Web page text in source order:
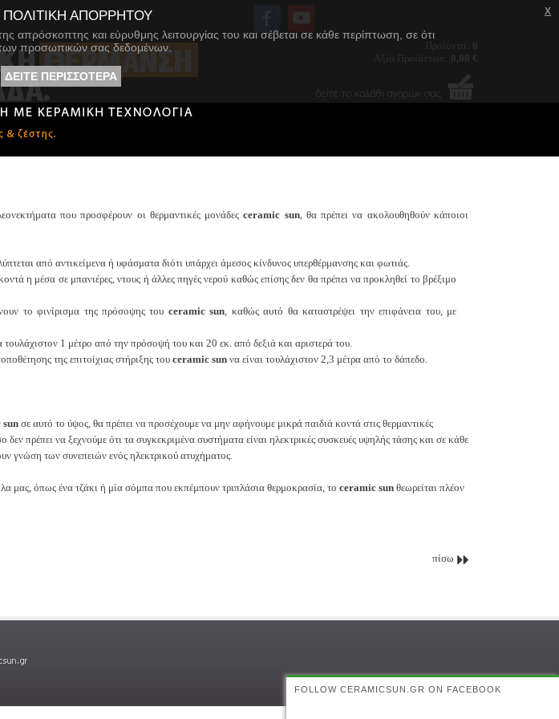
Προϊόντα:
0
Aξία Προϊόντων:
0,00 €
που προσφέρουν οι θερμαντικές μονάδεςceramic sun, θα πρέπει να ακολουθηθούν κάποιοι
από αντικείμενα ή υφάσματα διότι υπάρχει άμεσος κίνδυνος υπερθέρμανσης και φωτιάς.
η μέσα σε μπανιέρες, ντους ή άλλες πηγές νερού καθώς επίσης δεν θα πρέπει να προκληθεί το βρέξιμο
το φινίρισμα της πρόσοψης του ceramic sun, καθώς αυτό θα καταστρέψει την επιφάνεια του, με
τουλάχιστον 1 μέτρο από την πρόσοψή του και 20 εκ. από δεξιά και αριστερά του.
της επιτοίχιας στήριξης του ceramic sun να είναι τουλάχιστον 2,3 μέτρα από το δάπεδο.
sunσε αυτό το ύψος, θα πρέπει να προσέχουμε να μην αφήνουμε μικρά παιδιά κοντά στις θερμαντικές
πρέπει να ξεχνούμε ότι τα συγκεκριμένα συστήματα είναι ηλεκτρικές συσκευές υψηλής τάσης και σε κάθε
γνώση των συνεπειών ενός ηλεκτρικού ατυχήματος.
μας, όπως ένα τζάκι ή μία σόμπα που εκπέμπουν τριπλάσια θερμοκρασία, το ceramic sun θεωρείται πλέον
πίσω
FOLLOW CERAMICSUN.GR ON FACEBOOK
ΑΠΟΡΡΗΤΟΥ
απρόσκοπτης και εύρυθμης λειτουργίας του και σέβεται σε κάθε περίπτωση, σε ότι
προσωπικών σας δεδομένων.
ΔΕΙΤΕ ΠΕΡΙΣΣΟΤΕΡΑ
x